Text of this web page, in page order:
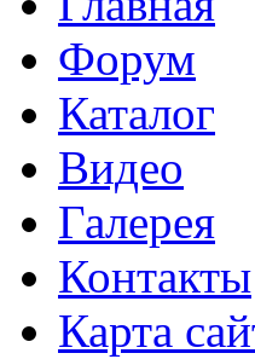
Форум
Каталог
Видео
Галерея
Контакты
Карта